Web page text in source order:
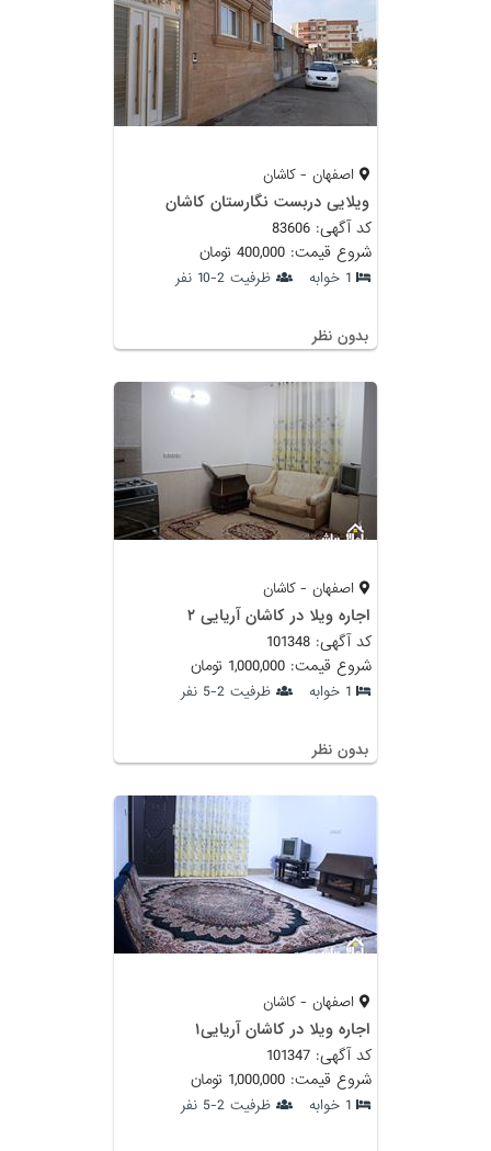
اصفهان - کاشان
ویلایی دربست نگارستان کاشان
کد آگهی: 83606
شروع قیمت: 400,000 تومان
1 خوابه ظرفیت 2-10 نفر
بدون نظر
اصفهان - کاشان
اجاره ویلا در کاشان آریایی ۲
کد آگهی: 101348
شروع قیمت: 1,000,000 تومان
1 خوابه ظرفیت 2-5 نفر
بدون نظر
اصفهان - کاشان
اجاره ویلا در کاشان آریایی۱
کد آگهی: 101347
شروع قیمت: 1,000,000 تومان
1 خوابه ظرفیت 2-5 نفر